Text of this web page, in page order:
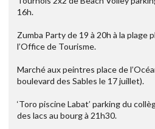
16h.
Zumba Party de 19 à 20h à la plage
l’Office de Tourisme.
Marché aux peintres place de
boulevard des Sables le 17 juillet).
‘Toro piscine Labat’ parking du
des lacs au bourg à 21h30.